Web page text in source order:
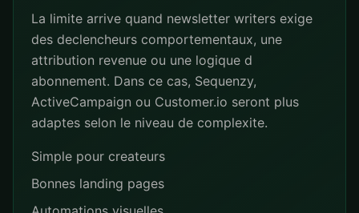
La limite arrive quand newsletter writers exige
des declencheurs comportementaux, une
attribution revenue ou une logique d
abonnement. Dans ce cas, Sequenzy,
ActiveCampaign ou Customer.io seront plus
adaptes selon le niveau de complexite.
Simple pour createurs
Bonnes landing pages